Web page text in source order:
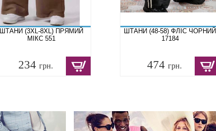
ШТАНИ (3XL-8XL) ПРЯМИЙ
МІКС 551
234 грн.
ШТАНИ (48-58) ФЛІС ЧОРНИЙ
17184
474 грн.